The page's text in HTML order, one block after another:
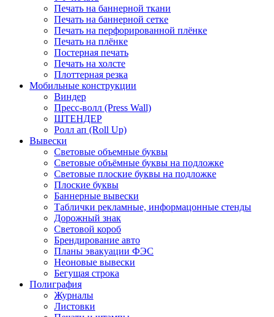
Печать на баннерной ткани
Печать на баннерной сетке
Печать на перфорированной плёнке
Печать на плёнке
Постерная печать
Печать на холсте
Плоттерная резка
Мобильные конструкции
Виндер
Пресс-волл (Press Wall)
ШТЕНДЕР
Ролл ап (Roll Up)
Вывески
Световые объемные буквы
Световые объёмные буквы на подложке
Световые плоские буквы на подложке
Плоские буквы
Баннерные вывески
Таблички рекламные, информацонные стенды
Дорожный знак
Световой короб
Брендирование авто
Планы эвакуации ФЭС
Неоновые вывески
Бегущая строка
Полиграфия
Журналы
Листовки